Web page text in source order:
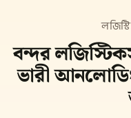
বন্দর
ভারী